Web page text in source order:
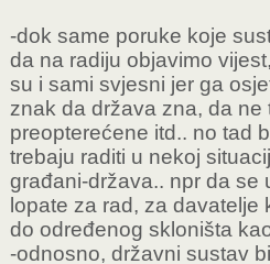
-dok same poruke koje
da na radiju objavimo
su i sami svjesni jer ga
znak da država zna, da
preopterećene itd.. no tad
trebaju raditi u nekoj
građani-država.. npr da se
lopate za rad, za
do određenog skloništa
-odnosno, državni sustav